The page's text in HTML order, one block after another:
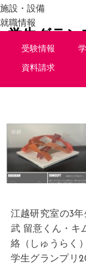
施設・設備
就職情報
受験情報
資料請求
学生グラン
江越研究室の3
武 留意くん・キ
絡（しゅうらく
学生グランプリ